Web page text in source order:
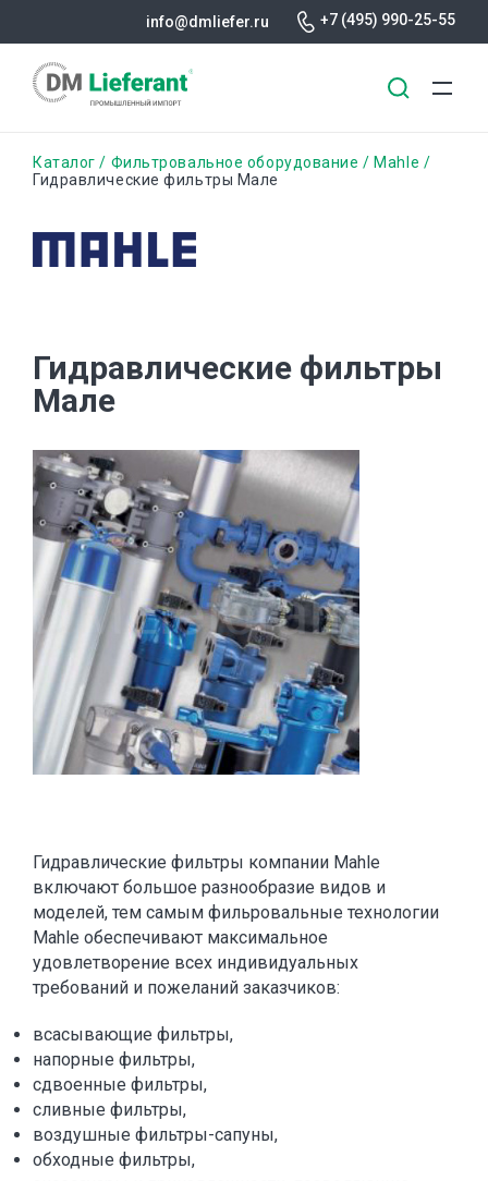
содержанию
info@dmliefer.ru +7 (495) 990-25-55
Строка
Каталог Фильтровальное оборудование
Mahle
Гидравлические фильтры Мале
Гидравлические фильтры
Мале
Гидравлические фильтры компании Mahle
включают большое разнообразие видов и
моделей, тем самым фильровальные технологии
Mahle обеспечивают максимальное
удовлетворение всех индивидуальных
требований и пожеланий заказчиков:
всасывающие фильтры,
напорные фильтры,
сдвоенные фильтры,
сливные фильтры,
воздушные фильтры-сапуны,
обходные фильтры,